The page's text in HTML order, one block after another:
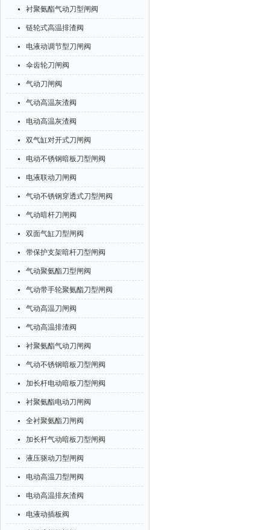
衬聚氨酯气动刀型闸阀
链轮式高温排渣阀
电液动调节型刀闸阀
伞齿轮刀闸阀
气动刀闸阀
气动高温灰渣阀
电动高温灰渣阀
双气缸对开式刀闸阀
电动不锈钢暗板刀型闸阀
电液联动刀闸阀
气动不锈钢穿透式刀型闸阀
气动暗杆刀闸阀
双面气缸刀型闸阀
带保护支架暗杆刀型闸阀
气动聚氨酯刀型闸阀
气动带手轮聚氨酯刀型闸阀
气动高温刀闸阀
气动高温排渣阀
衬聚氨酯气动刀闸阀
气动不锈钢暗板刀型闸阀
加长杆电动暗板刀型闸阀
衬聚氨酯电动刀闸阀
全衬聚氨酯刀闸阀
加长杆气动暗板刀型闸阀
液压驱动刀型闸阀
电动高温刀型闸阀
电动高温排灰渣阀
电液动插板阀